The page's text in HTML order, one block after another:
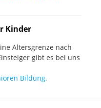
Kinder
Altersgrenze nach
gibt es bei uns
Bildung.